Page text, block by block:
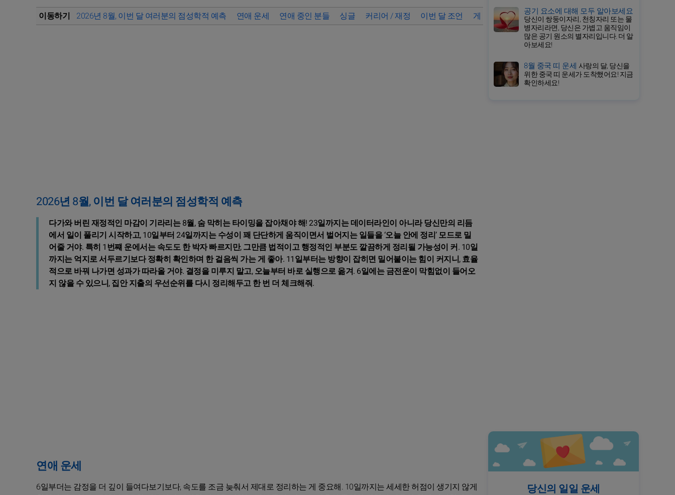
이동하기 2026년 8월, 이번 달 여러분의 점성학적 예측 연애 운세 연애 중인 분들 싱글 커리어 / 재정 이번 달 조언 게자리의 상세 운세 2026년 9월 각 별자리 운세 바로가기
2026년 8월, 이번 달 여러분의 점성학적 예측
다가와 버린 재정적인 마감이 기라리는 8월, 숨 막히는 타이밍을 잡아채야 해! 23일까지는 데이터라인이 아니라 당신만의 리듬
에서 일이 풀리기 시작하고, 10일부터 24일까지는 수성이 꽤 단단하게 움직이면서 벌어지는 일들을 ‘오늘 안에 정리’ 모드로 밀
어줄 거야. 특히 1번쨰 운에서는 속도도 한 박자 빠르지만, 그만큼 법적이고 행정적인 부분도 깔끔하게 정리될 가능성이 커. 10일
까지는 억지로 서두르기보다 정확히 확인하며 한 걸음씩 가는 게 좋아. 11일부터는 방향이 잡히면 밀어붙이는 힘이 커지니, 효율
적으로 바꿔 나가면 성과가 따라올 거야. 결정을 미루지 말고, 오늘부터 바로 실행으로 옮겨. 6일에는 금전운이 막힘없이 들어오
지 않을 수 있으니, 집안 지출의 우선순위를 다시 정리해두고 한 번 더 체크해줘.
연애 운세
6일부더는 감정을 더 깊이 들여다보기보다, 속도를 조금 늦춰서 제대로 정리하는 게 중요해. 10일까지는 세세한 허점이 생기지 않게
공기 요소에 대해 모두 알아보세요
당신이 쌍둥이자리, 천칭자리 또는 물
병자리라면, 당신은 가볍고 움직임이
많은 공기 원소의 별자리입니다. 더 알
아보세요!
8월 중국 띠 운세 사랑의 달, 당신을
위한 중국 띠 운세가 도착했어요! 지금
확인하세요!
당신의 일일 운세